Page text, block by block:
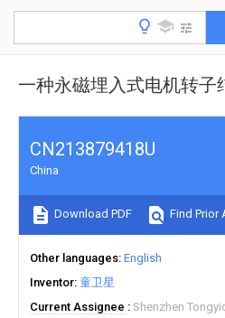
一种永磁埋入式电机转子
CN213879418U
China
Download PDF Find Prior
Other languages English
Inventor 童卫星
Current Assignee
Shenzhen